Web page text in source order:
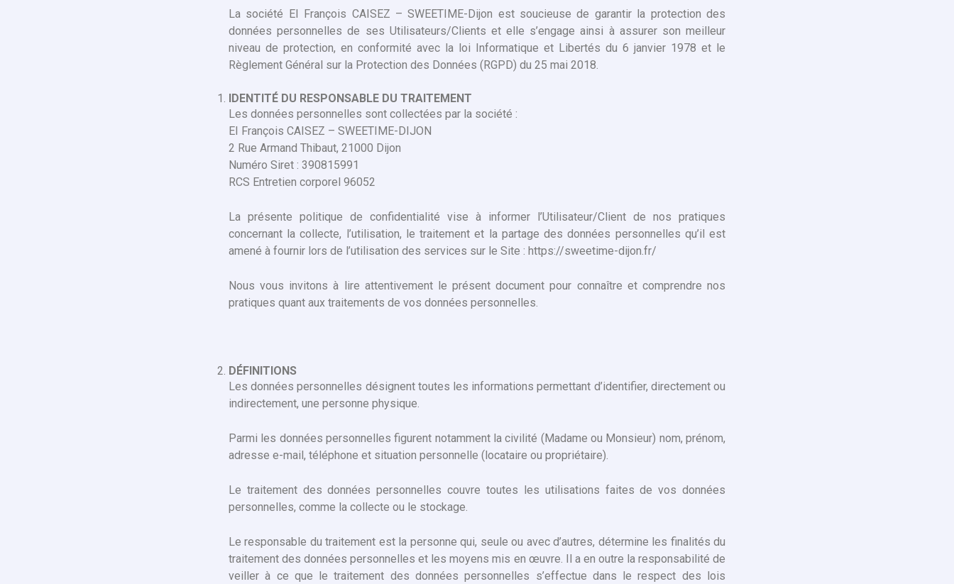
La société EI François CAISEZ – SWEETIME-Dijon est soucieuse de garantir la protection des
données personnelles de ses Utilisateurs/Clients et elle s’engage ainsi à assurer son meilleur
niveau de protection, en conformité avec la loi Informatique et Libertés du 6 janvier 1978 et le
Règlement Général sur la Protection des Données (RGPD) du 25 mai 2018.
IDENTITÉ DU RESPONSABLE DU TRAITEMENT
Les données personnelles sont collectées par la société :
EI François CAISEZ – SWEETIME-DIJON
2 Rue Armand Thibaut, 21000 Dijon
Numéro Siret : 390815991
RCS Entretien corporel 96052
La présente politique de confidentialité vise à informer l’Utilisateur/Client de nos pratiques
concernant la collecte, l’utilisation, le traitement et la partage des données personnelles qu’il est
amené à fournir lors de l’utilisation des services sur le Site : https://sweetime-dijon.fr/
Nous vous invitons à lire attentivement le présent document pour connaître et comprendre nos
pratiques quant aux traitements de vos données personnelles.
DÉFINITIONS
Les données personnelles désignent toutes les informations permettant d’identifier, directement ou
indirectement, une personne physique.
Parmi les données personnelles figurent notamment la civilité (Madame ou Monsieur) nom, prénom,
adresse e-mail, téléphone et situation personnelle (locataire ou propriétaire).
Le traitement des données personnelles couvre toutes les utilisations faites de vos données
personnelles, comme la collecte ou le stockage.
Le responsable du traitement est la personne qui, seule ou avec d’autres, détermine les finalités du
traitement des données personnelles et les moyens mis en œuvre. Il a en outre la responsabilité de
veiller à ce que le traitement des données personnelles s’effectue dans le respect des lois